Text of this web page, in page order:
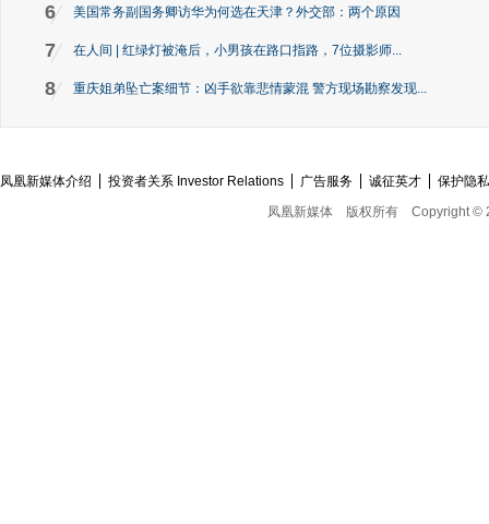
6 美国常务副国务卿访华为何选在天津？外交部：两个原因
7 在人间 | 红绿灯被淹后，小男孩在路口指路，7位摄影师...
8 重庆姐弟坠亡案细节：凶手欲靠悲情蒙混 警方现场勘察发现...
凤凰新媒体介绍 投资者关系 Investor Relations 广告服务 诚征英才
保护隐
凤凰新媒体
版权所有 Copyright ©